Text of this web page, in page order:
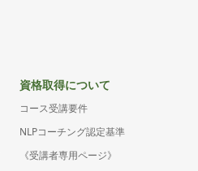
資格取得について
コース受講要件
NLPコーチング認定基準
《受講者専用ページ》